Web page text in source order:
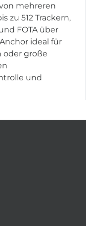
mehreren
zu 512 Trackern,
FOTA über
ideal für
oder große
und